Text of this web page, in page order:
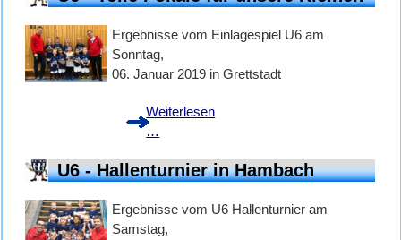
Gerolzhofen
Ergebnisse vom Einlagespiel U6 am
Sonntag,
06. Januar 2019 in Grettstadt
Weiterlesen
…
Tolle
für
unsere
U6 - Hallenturnier in Hambach
Ergebnisse vom U6 Hallenturnier am
Samstag,